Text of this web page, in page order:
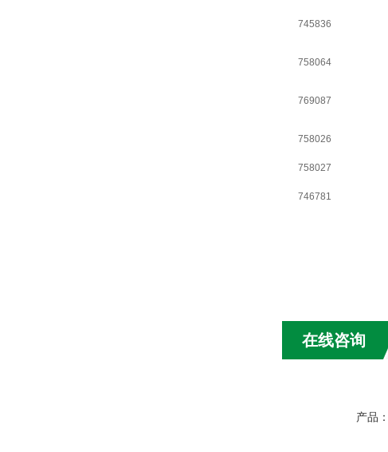
745836
758064
769087
758026
758027
746781
在线咨询
产品：